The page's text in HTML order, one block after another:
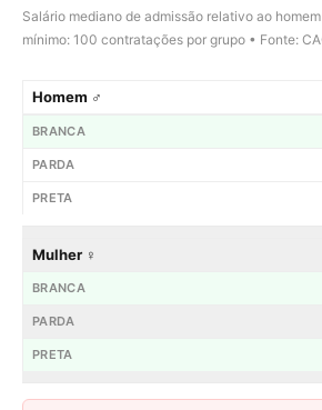
Salário mediano de admissão relativo ao
mínimo: 100 contratações por grupo • Fonte:
Homem ♂
Mulher ♀